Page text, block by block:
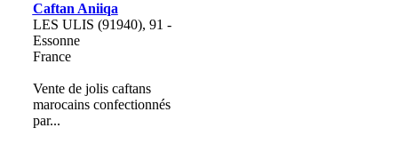
Caftan Aniiqa
LES ULIS (91940), 91 -
Essonne
France
Vente de jolis caftans
marocains confectionnés
par...